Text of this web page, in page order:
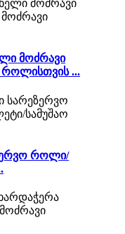
მოძრავი
როლისთვის ...
როლი/